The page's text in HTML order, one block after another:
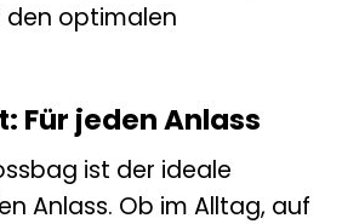
optimalen
Für jeden Anlass
ist der ideale
Anlass. Ob im Alltag, auf